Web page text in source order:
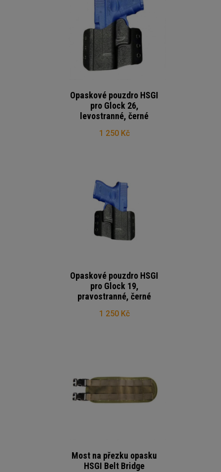
Opaskové pouzdro HSGI
pro Glock 26,
levostranné, černé
1 250 Kč
Opaskové pouzdro HSGI
pro Glock 19,
pravostranné, černé
1 250 Kč
Most na přezku opasku
HSGI Belt Bridge